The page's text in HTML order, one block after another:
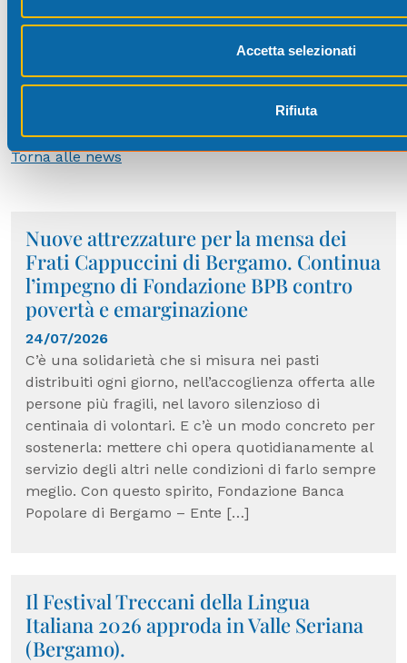
Accetta selezionati
Rifiuta
Torna alle news
Nuove attrezzature per la mensa dei
Frati Cappuccini di Bergamo. Continua
l’impegno di Fondazione BPB contro
povertà e emarginazione
24/07/2026
C’è una solidarietà che si misura nei pasti
distribuiti ogni giorno, nell’accoglienza offerta alle
persone più fragili, nel lavoro silenzioso di
centinaia di volontari. E c’è un modo concreto per
sostenerla: mettere chi opera quotidianamente al
servizio degli altri nelle condizioni di farlo sempre
meglio. Con questo spirito, Fondazione Banca
Popolare di Bergamo – Ente […]
Il Festival Treccani della Lingua
Italiana 2026 approda in Valle Seriana
(Bergamo).